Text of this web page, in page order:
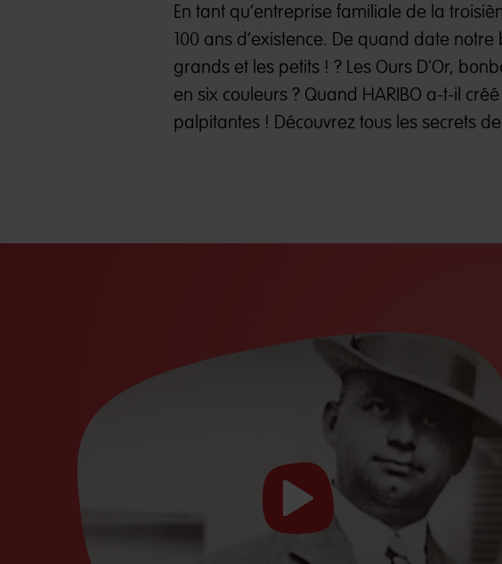
En tant qu’entreprise familiale de la
100 ans d’existence. De quand date
grands et les petits ! ? Les Ours D'Or,
en six couleurs ? Quand HARIBO a-t-il
palpitantes ! Découvrez tous les secrets
Start
video